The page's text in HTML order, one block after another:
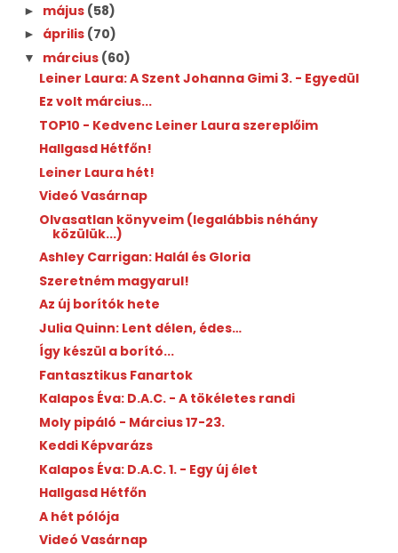
► május (58)
► április (70)
▼ március (60)
Leiner Laura: A Szent Johanna Gimi 3. - Egyedül
Ez volt március...
TOP10 - Kedvenc Leiner Laura szereplőim
Hallgasd Hétfőn!
Leiner Laura hét!
Videó Vasárnap
Olvasatlan könyveim (legalábbis néhány
közülük...)
Ashley Carrigan: Halál és Gloria
Szeretném magyarul!
Az új borítók hete
Julia Quinn: Lent délen, édes…
Így készül a borító...
Fantasztikus Fanartok
Kalapos Éva: D.A.C. - A tökéletes randi
Moly pipáló - Március 17-23.
Keddi Képvarázs
Kalapos Éva: D.A.C. 1. - Egy új élet
Hallgasd Hétfőn
A hét pólója
Videó Vasárnap